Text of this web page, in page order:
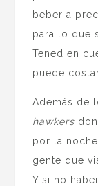
beber a
para lo que
Tened en
puede
Además de
hawkers
por la
gente que
Y si no